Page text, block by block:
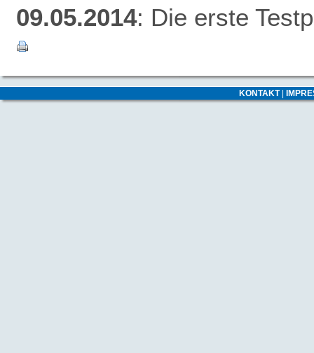
09.05.2014: Die erste
KONTAKT|